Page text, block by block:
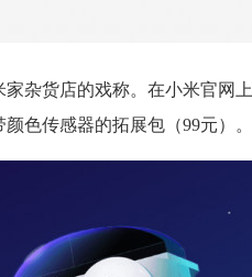
杂货店的戏称。在小米官网
色传感器的拓展包（99元）。